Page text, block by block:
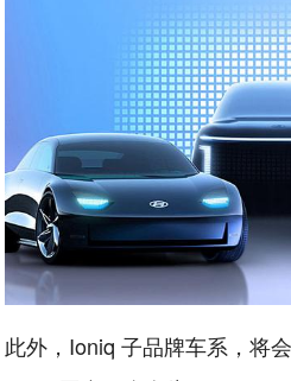
此外，Ioniq 子品牌车系，将